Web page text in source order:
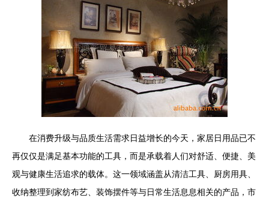
在消费升级与品质生活需求日益增长的今天，家居日用品已不
再仅仅是满足基本功能的工具，而是承载着人们对舒适、便捷、美
观与健康生活追求的载体。这一领域涵盖从清洁工具、厨房用具、
收纳整理到家纺布艺、装饰摆件等与日常生活息息相关的产品，市